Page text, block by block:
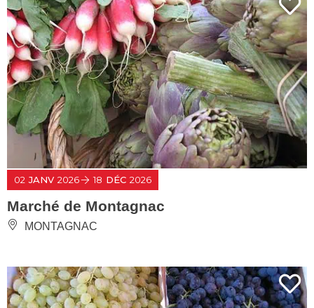
02 JANV 2026 18 DÉC 2026
Marché de Montagnac
MONTAGNAC